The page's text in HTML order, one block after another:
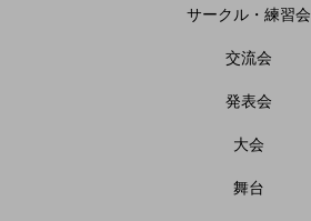
サークル・練習会
交流会
発表会
大会
舞台